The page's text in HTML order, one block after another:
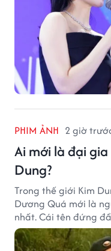
PHIM ẢNH 2 giờ
Ai mới là đại
Dung?
Trong thế giới Kim
Dương Quá mới là
nhất. Cái tên đứng
bởi xuất thân của
giống một đại hiệp.